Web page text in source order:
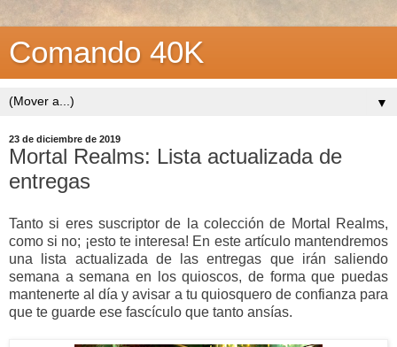
Comando 40K
▼
23 de diciembre de 2019
Mortal Realms: Lista actualizada de
entregas
Tanto si eres suscriptor de la colección de Mortal Realms,
como si no; ¡esto te interesa! En este artículo mantendremos
una lista actualizada de las entregas que irán saliendo
semana a semana en los quioscos, de forma que puedas
mantenerte al día y avisar a tu quiosquero de confianza para
que te guarde ese fascículo que tanto ansías.